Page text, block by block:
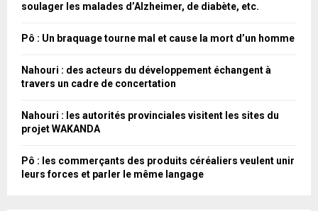
soulager les malades d’Alzheimer, de diabète, etc.
Pô : Un braquage tourne mal et cause la mort d’un homme
Nahouri : des acteurs du développement échangent à
travers un cadre de concertation
Nahouri : les autorités provinciales visitent les sites du
projet WAKANDA
Pô : les commerçants des produits céréaliers veulent unir
leurs forces et parler le même langage